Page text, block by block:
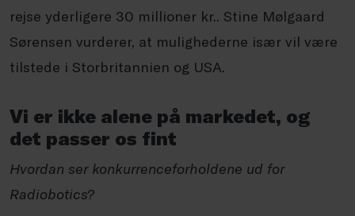
rejse yderligere 30 millioner kr.. Stine Mølgaard
Sørensen vurderer, at mulighederne især vil være
tilstede i Storbritannien og USA.
Vi er ikke alene på markedet, og
det passer os fint
Hvordan ser konkurrenceforholdene ud for
Radiobotics?